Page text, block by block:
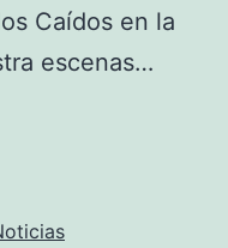
Caídos en la
escenas…